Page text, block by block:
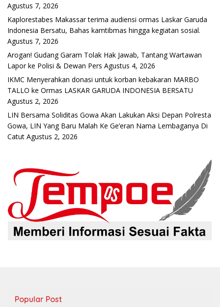
Agustus 7, 2026
Kaplorestabes Makassar terima audiensi ormas Laskar Garuda
Indonesia Bersatu, Bahas kamtibmas hingga kegiatan sosial.
Agustus 7, 2026
Arogan! Gudang Garam Tolak Hak Jawab, Tantang Wartawan
Lapor ke Polisi & Dewan Pers Agustus 4, 2026
IKMC Menyerahkan donasi untuk korban kebakaran MARBO
TALLO ke Ormas LASKAR GARUDA INDONESIA BERSATU
Agustus 2, 2026
LIN Bersama Soliditas Gowa Akan Lakukan Aksi Depan Polresta
Gowa, LIN Yang Baru Malah Ke Ge’eran Nama Lembaganya Di
Catut Agustus 2, 2026
Popular Post